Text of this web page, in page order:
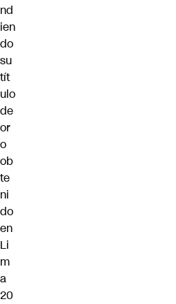
nd
ien
do
su
tít
ulo
de
or
o
ob
te
ni
do
en
Li
m
a
20